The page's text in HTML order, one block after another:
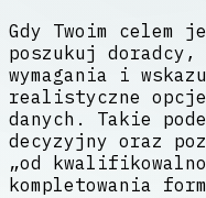
Gdy Twoim
poszukuj
wymagania i
realistyczne opcje
danych. Takie
decyzyjny oraz
„od
kompletowania